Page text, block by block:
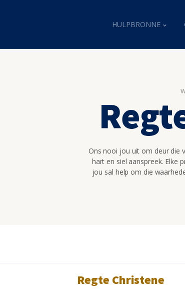
HULPBRONNE
Ons nooi jou uit om deur die
hart en siel aanspreek. Elke
jou sal help om die
Regte Christene